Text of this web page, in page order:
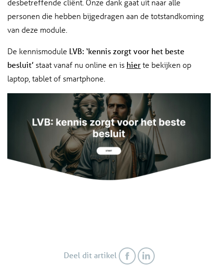
desbetreffende cliënt. Onze dank gaat uit naar alle
personen die hebben bijgedragen aan de totstandkoming
van deze module.
De kennismodule LVB: ‘kennis zorgt voor het beste
besluit’ staat vanaf nu online en is hierte bekijken op
laptop, tablet of smartphone.
Deel dit artikel